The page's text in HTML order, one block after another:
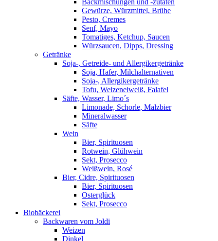
Backmischungen und -zutaten
Gewürze, Würzmittel, Brühe
Pesto, Cremes
Senf, Mayo
Tomatiges, Ketchup, Saucen
Würzsaucen, Dipps, Dressing
Getränke
Soja-, Getreide- und Allergikergetränke
Soja, Hafer, Milchalternativen
Soja-, Allergikergetränke
Tofu, Weizeneiweiß, Falafel
Säfte, Wasser, Limo´s
Limonade, Schorle, Malzbier
Mineralwasser
Säfte
Wein
Bier, Spirituosen
Rotwein, Glühwein
Sekt, Prosecco
Weißwein, Rosé
Bier, Cidre, Spirituosen
Bier, Spirituosen
Osterglück
Sekt, Prosecco
Biobäckerei
Backwaren vom Joldi
Weizen
Dinkel